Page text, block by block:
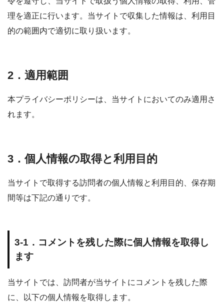
理を適正に行います。当サイトで収集した情報は、利用目
的の範囲内で適切に取り扱います。
2．適用範囲
本プライバシーポリシーは、当サイトにおいてのみ適用さ
れます。
3．個人情報の取得と利用目的
当サイトで取得する訪問者の個人情報と利用目的、保存期
間等は下記の通りです。
3-1．コメントを残した際に個人情報を取得し
ます
当サイトでは、訪問者が当サイトにコメントを残した際
に、以下の個人情報を取得します。